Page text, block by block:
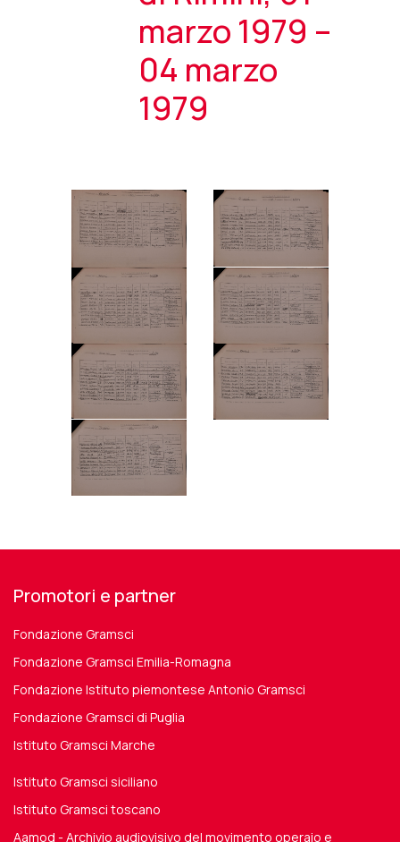
marzo 1979 –
04 marzo
1979
Promotori e partner
Fondazione Gramsci
Fondazione Gramsci Emilia-Romagna
Fondazione Istituto piemontese Antonio Gramsci
Fondazione Gramsci di Puglia
Istituto Gramsci Marche
Istituto Gramsci siciliano
Istituto Gramsci toscano
Aamod - Archivio audiovisivo del movimento operaio e